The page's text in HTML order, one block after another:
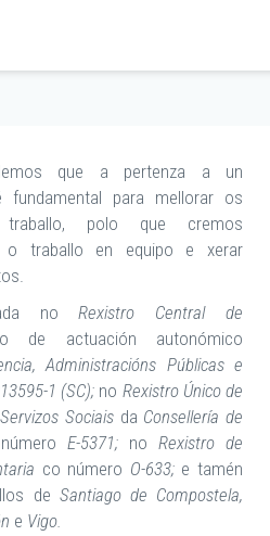
que a pertenza a un
fundamental para mellorar os
polo que cremos
o traballo en equipo e xerar
noRexistro Central de
de actuación autonómico
Administracións Públicas e
1 (SC); no Rexistro Único de
Sociais da Consellería de
E-5371; no Rexistro de
co número O-633;e tamén
de Santiago de Compostela,
e Vigo.